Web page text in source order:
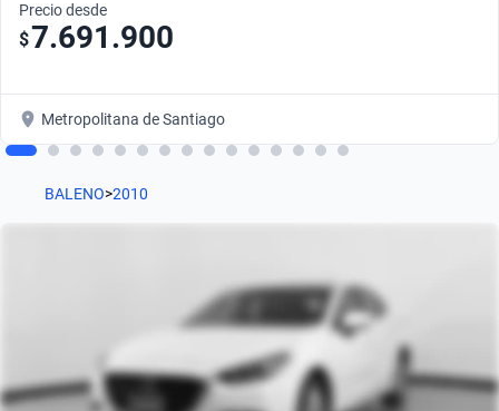
Precio desde
$7.691.900
Metropolitana de Santiago
BALENO>2010